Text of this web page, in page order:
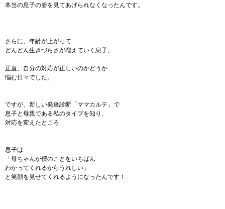
本当の息子の姿を見てあげられなくなったんです。
さらに、年齢が上がって
どんどん生きづらさが増えていく息子。
正直、自分の対応が正しいのかどうか
悩む日々でした。
ですが、新しい発達診断「ママカルテ」で
息子と母親である私のタイプを知り、
対応を変えたところ
息子は
「母ちゃんが僕のことをいちばん
わかってくれるからうれしい」
と笑顔を見せてくれるようになったんです！